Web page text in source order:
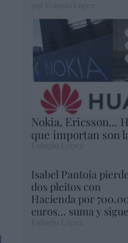
Nokia, Ericsson...
que importan son
Eulogio López
Isabel Pantoja pierde
dos pleitos con
Hacienda por
euros... suma y sigue